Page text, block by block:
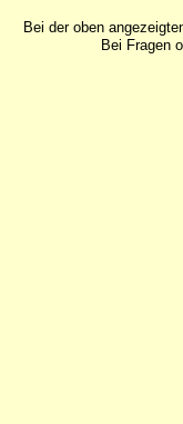
Bei der oben
Bei Fragen